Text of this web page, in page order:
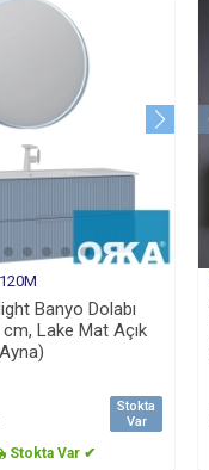
Banyo Dolabı
cm, Lake Mat Açık
Stokta
Var
Stokta Var ✔